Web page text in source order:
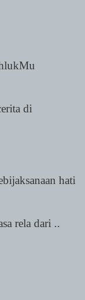
di
hati
rela dari ..